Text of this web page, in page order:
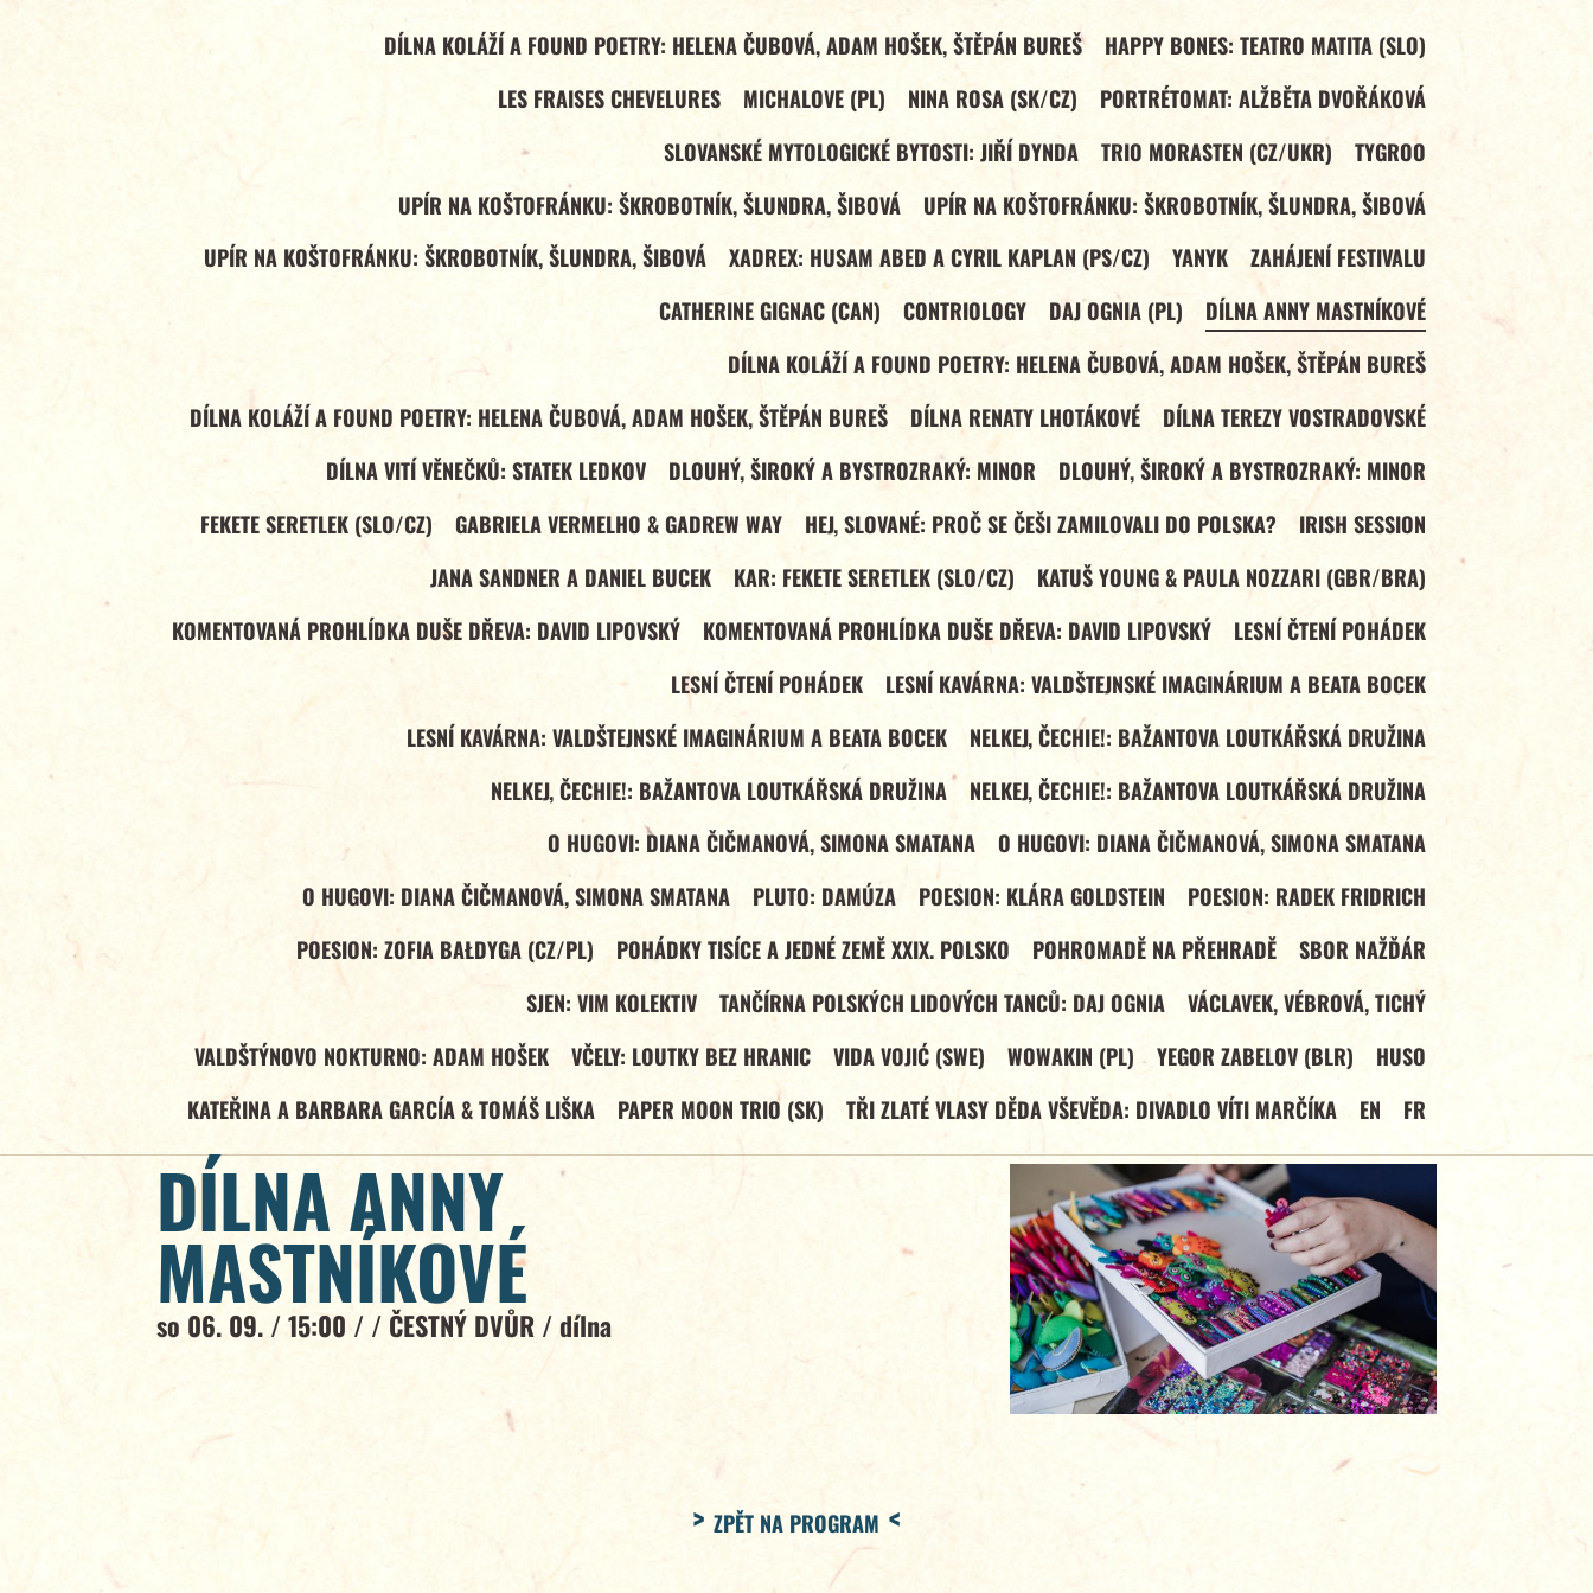
DÍLNA KOLÁŽÍ A FOUND POETRY: HELENA ČUBOVÁ, ADAM HOŠEK, ŠTĚPÁN BUREŠ
HAPPY BONES: TEATRO MATITA (SLO)
LES FRAISES CHEVELURES
MICHALOVE (PL) NINA ROSA (SK/CZ)
PORTRÉTOMAT: ALŽBĚTA DVOŘÁKOVÁ
SLOVANSKÉ MYTOLOGICKÉ BYTOSTI: JIŘÍ DYNDA
TRIO MORASTEN (CZ/UKR)
TYGROO
UPÍR NA KOŠTOFRÁNKU: ŠKROBOTNÍK, ŠLUNDRA, ŠIBOVÁ
UPÍR NA KOŠTOFRÁNKU: ŠKROBOTNÍK, ŠLUNDRA, ŠIBOVÁ
UPÍR NA KOŠTOFRÁNKU: ŠKROBOTNÍK, ŠLUNDRA, ŠIBOVÁ
XADREX: HUSAM ABED A CYRIL KAPLAN (PS/CZ) YANYK
ZAHÁJENÍ FESTIVALU
CATHERINE GIGNAC (CAN)
CONTRIOLOGY DAJ OGNIA (PL)
DÍLNA ANNY MASTNÍKOVÉ
DÍLNA KOLÁŽÍ A FOUND POETRY: HELENA ČUBOVÁ, ADAM HOŠEK, ŠTĚPÁN BUREŠ
DÍLNA KOLÁŽÍ A FOUND POETRY: HELENA ČUBOVÁ, ADAM HOŠEK, ŠTĚPÁN BUREŠ
DÍLNA RENATY LHOTÁKOVÉ
DÍLNA TEREZY VOSTRADOVSKÉ
DÍLNA VITÍ VĚNEČKŮ: STATEK LEDKOV
DLOUHÝ, ŠIROKÝ A BYSTROZRAKÝ: MINOR
DLOUHÝ, ŠIROKÝ A BYSTROZRAKÝ: MINOR
FEKETE SERETLEK (SLO/CZ)
GABRIELA VERMELHO & GADREW WAY HEJ, SLOVANÉ: PROČ SE ČEŠI ZAMILOVALI DO POLSKA?
IRISH SESSION
JANA SANDNER A DANIEL BUCEK
KAR: FEKETE SERETLEK (SLO/CZ)
KATUŠ YOUNG & PAULA NOZZARI (GBR/BRA)
KOMENTOVANÁ PROHLÍDKA DUŠE DŘEVA: DAVID LIPOVSKÝ
KOMENTOVANÁ PROHLÍDKA DUŠE DŘEVA: DAVID LIPOVSKÝ
LESNÍ ČTENÍ POHÁDEK
LESNÍ ČTENÍ POHÁDEK
LESNÍ KAVÁRNA: VALDŠTEJNSKÉ IMAGINÁRIUM A BEATA BOCEK
LESNÍ KAVÁRNA: VALDŠTEJNSKÉ IMAGINÁRIUM A BEATA BOCEK
NELKEJ, ČECHIE!: BAŽANTOVA LOUTKÁŘSKÁ DRUŽINA
NELKEJ, ČECHIE!: BAŽANTOVA LOUTKÁŘSKÁ DRUŽINA
NELKEJ, ČECHIE!: BAŽANTOVA LOUTKÁŘSKÁ DRUŽINA
O HUGOVI: DIANA ČIČMANOVÁ, SIMONA SMATANA
O HUGOVI: DIANA ČIČMANOVÁ, SIMONA SMATANA
O HUGOVI: DIANA ČIČMANOVÁ, SIMONA SMATANA
PLUTO: DAMÚZA POESION: KLÁRA GOLDSTEIN
POESION: RADEK FRIDRICH
POESION: ZOFIA BAŁDYGA (CZ/PL)
POHÁDKY TISÍCE A JEDNÉ ZEMĚ XXIX. POLSKO POHROMADĚ NA PŘEHRADĚ
SBOR NAŽĎÁR
SJEN: VIM KOLEKTIV
TANČÍRNA POLSKÝCH LIDOVÝCH TANCŮ: DAJ OGNIA
VÁCLAVEK, VÉBROVÁ, TICHÝ
VALDŠTÝNOVO NOKTURNO: ADAM HOŠEK
VČELY: LOUTKY BEZ HRANIC VIDA VOJIĆ (SWE) WOWAKIN (PL) YEGOR ZABELOV (BLR)
HUSO
KATEŘINA A BARBARA GARCÍA & TOMÁŠ LIŠKA
PAPER MOON TRIO (SK) TŘI ZLATÉ VLASY DĚDA VŠEVĚDA: DIVADLO VÍTI MARČÍKA EN FR
DÍLNA ANNY
MASTNÍKOVÉ
so 06. 09. / 15:00 / / ČESTNÝ DVŮR /dílna
ZPĚT NA PROGRAM